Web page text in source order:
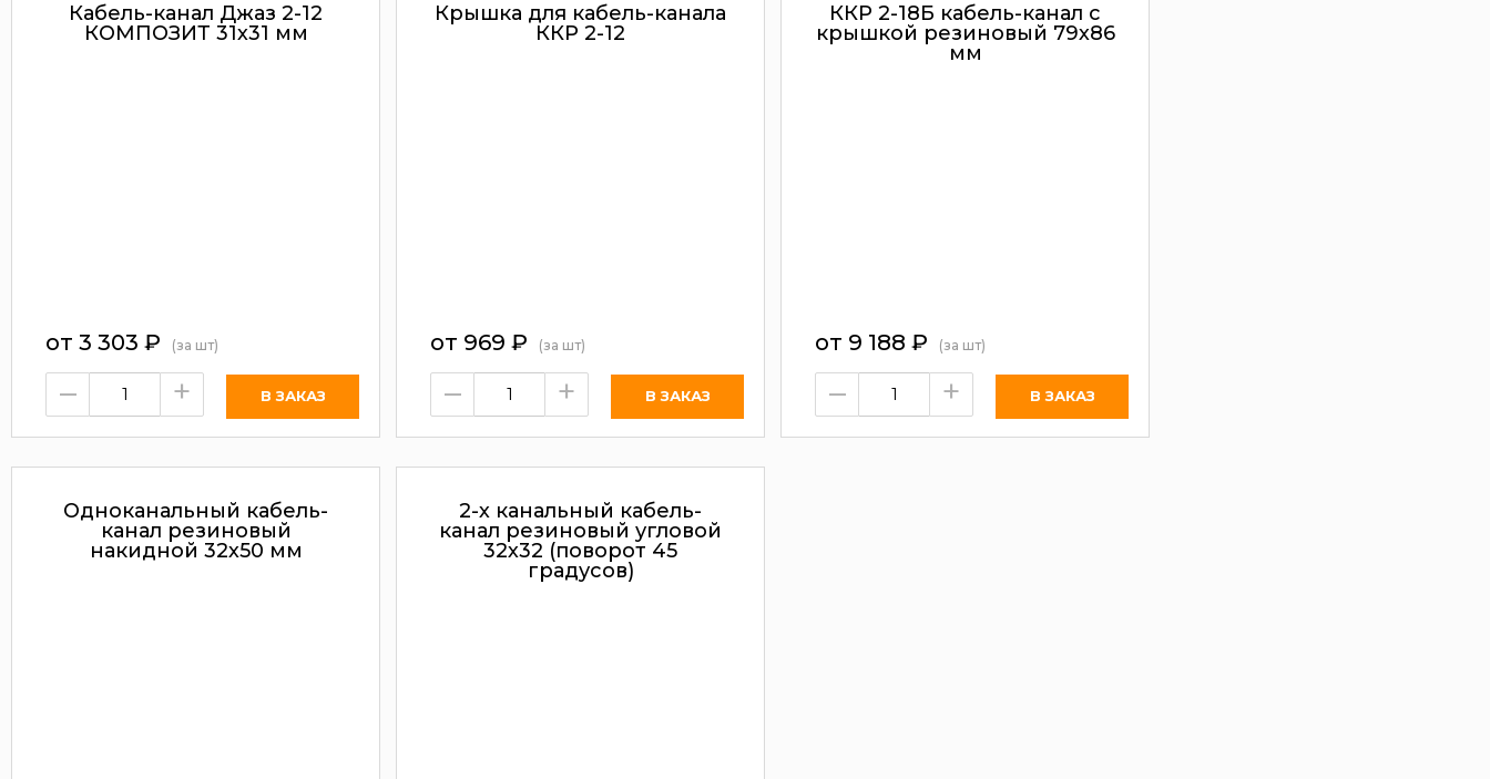
Кабель-канал Джаз 2-12
КОМПОЗИТ 31х31 мм
от 3 303 ₽ (за шт)
– +
Крышка для кабель-канала
ККР 2-12
от 969 ₽ (за шт)
– +
ККР 2-18Б кабель-канал с
крышкой резиновый 79х86
мм
от 9 188 ₽ (за шт)
– +
Одноканальный кабель-
канал резиновый
накидной 32х50 мм
2-х канальный кабель-
канал резиновый угловой
32х32 (поворот 45
градусов)